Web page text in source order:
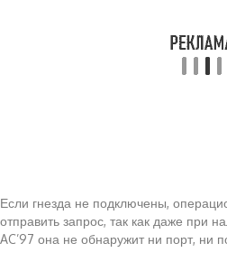
Если гнезда не подключены,
отправить запрос, так как даже при
AC’97 она не обнаружит ни порт, ни